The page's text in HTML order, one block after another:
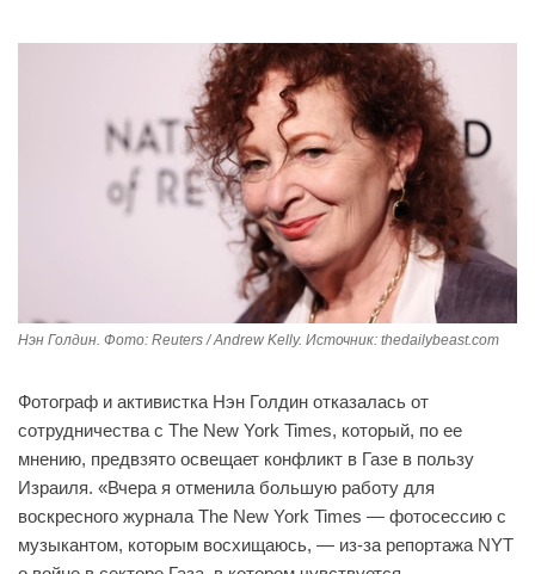
Нэн Голдин. Фото: Reuters / Andrew Kelly. Источник: thedailybeast.com
Фотограф и активистка Нэн Голдин отказалась от
сотрудничества с The New York Times, который, по ее
мнению, предвзято освещает конфликт в Газе в пользу
Израиля. «Вчера я отменила большую работу для
воскресного журнала The New York Times — фотосессию с
музыкантом, которым восхищаюсь, — из-за репортажа NYT